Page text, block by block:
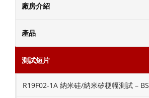
廠房介紹
產品
測試短片
R19F02-1A 納米硅/納米矽梗幅測試 –